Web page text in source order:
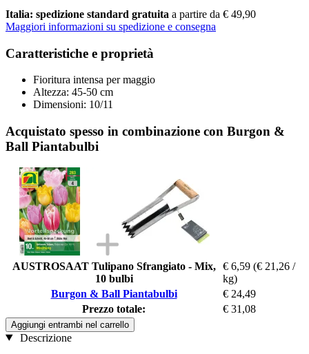
Italia: spedizione standard gratuita a partire da € 49,90
Maggiori informazioni su spedizione e consegna
Caratteristiche e proprietà
Fioritura intensa per maggio
Altezza: 45-50 cm
Dimensioni: 10/11
Acquistato spesso in combinazione con Burgon &
Ball Piantabulbi
AUSTROSAAT Tulipano Sfrangiato - Mix,
10 bulbi
€ 6,59 (€ 21,26 /
kg)
Burgon & Ball Piantabulbi
€ 24,49
Prezzo totale:
€ 31,08
Aggiungi entrambi nel carrello
Descrizione